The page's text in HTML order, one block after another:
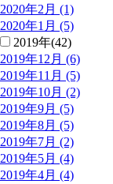
2020年2月 (1)
2020年1月 (5)
2019年(42)
2019年12月 (6)
2019年11月 (5)
2019年10月 (2)
2019年9月 (5)
2019年8月 (5)
2019年7月 (2)
2019年5月 (4)
2019年4月 (4)